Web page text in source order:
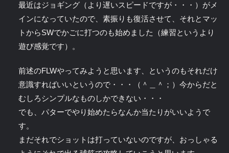
最近はジョギング（より遅いスピードですが・・・）がメ
インになっていたので、素振りも復活させて、それとマッ
トからSWでかごに打つのも始めました（練習というより
遊び感覚です）。
前述のFLWやってみようと思います、というのもそれだけ
意識すればいいというので・・・（＾＿＾；）今からだと
むしろシンプルなものしかできない・・・
でも、パターでやり始めたらなんか当たりがいいようで
す。
まだそれでショットは打っていないのですが、おっしゃる